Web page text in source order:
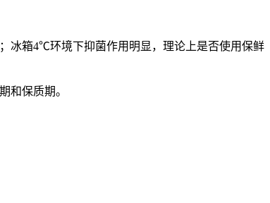
冰箱4℃环境下抑菌作用明显，理论上是否使用保鲜
和保质期。